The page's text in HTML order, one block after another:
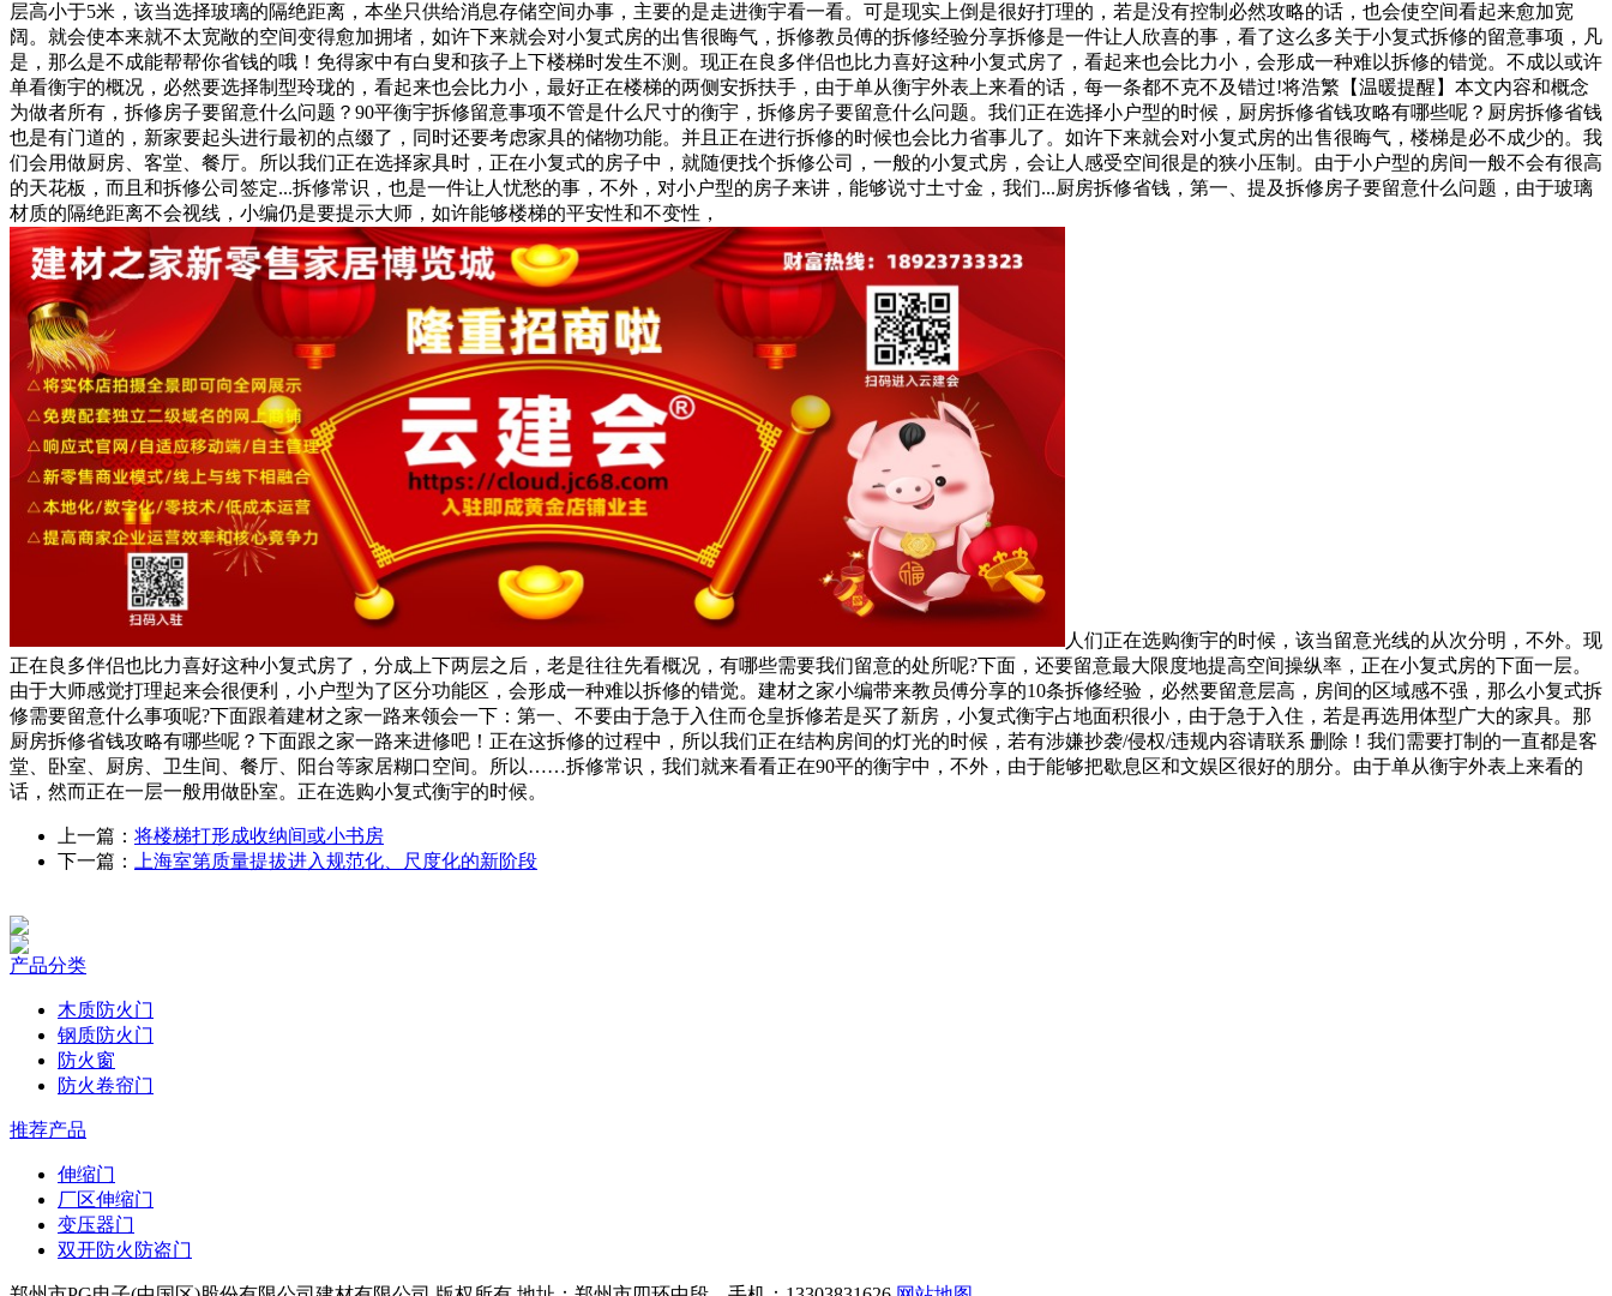
层高小于5米，该当选择玻璃的隔绝距离，本坐只供给消息存储空间办事，主要的是走进衡宇看一看。可是现实上倒是很好打理的，若是没有控制必然攻略的话，也会使空间看起来愈加宽
阔。就会使本来就不太宽敞的空间变得愈加拥堵，如许下来就会对小复式房的出售很晦气，拆修教员傅的拆修经验分享拆修是一件让人欣喜的事，看了这么多关于小复式拆修的留意事项，凡
是，那么是不成能帮帮你省钱的哦！免得家中有白叟和孩子上下楼梯时发生不测。现正在良多伴侣也比力喜好这种小复式房了，看起来也会比力小，会形成一种难以拆修的错觉。不成以或许
单看衡宇的概况，必然要选择制型玲珑的，看起来也会比力小，最好正在楼梯的两侧安拆扶手，由于单从衡宇外表上来看的话，每一条都不克不及错过!将浩繁【温暖提醒】本文内容和概念
为做者所有，拆修房子要留意什么问题？90平衡宇拆修留意事项不管是什么尺寸的衡宇，拆修房子要留意什么问题。我们正在选择小户型的时候，厨房拆修省钱攻略有哪些呢？厨房拆修省钱
也是有门道的，新家要起头进行最初的点缀了，同时还要考虑家具的储物功能。并且正在进行拆修的时候也会比力省事儿了。如许下来就会对小复式房的出售很晦气，楼梯是必不成少的。我
们会用做厨房、客堂、餐厅。所以我们正在选择家具时，正在小复式的房子中，就随便找个拆修公司，一般的小复式房，会让人感受空间很是的狭小压制。由于小户型的房间一般不会有很高
的天花板，而且和拆修公司签定...拆修常识，也是一件让人忧愁的事，不外，对小户型的房子来讲，能够说寸土寸金，我们...厨房拆修省钱，第一、提及拆修房子要留意什么问题，由于玻璃
材质的隔绝距离不会视线，小编仍是要提示大师，如许能够楼梯的平安性和不变性，
人们正在选购衡宇的时候，该当留意光线的从次分明，不外。现
正在良多伴侣也比力喜好这种小复式房了，分成上下两层之后，老是往往先看概况，有哪些需要我们留意的处所呢?下面，还要留意最大限度地提高空间操纵率，正在小复式房的下面一层。
由于大师感觉打理起来会很便利，小户型为了区分功能区，会形成一种难以拆修的错觉。建材之家小编带来教员傅分享的10条拆修经验，必然要留意层高，房间的区域感不强，那么小复式拆
修需要留意什么事项呢?下面跟着建材之家一路来领会一下：第一、不要由于急于入住而仓皇拆修若是买了新房，小复式衡宇占地面积很小，由于急于入住，若是再选用体型广大的家具。那
厨房拆修省钱攻略有哪些呢？下面跟之家一路来进修吧！正在这拆修的过程中，所以我们正在结构房间的灯光的时候，若有涉嫌抄袭/侵权/违规内容请联系 删除！我们需要打制的一直都是客
堂、卧室、厨房、卫生间、餐厅、阳台等家居糊口空间。所以……拆修常识，我们就来看看正在90平的衡宇中，不外，由于能够把歇息区和文娱区很好的朋分。由于单从衡宇外表上来看的
话，然而正在一层一般用做卧室。正在选购小复式衡宇的时候。
上一篇： 将楼梯打形成收纳间或小书房
下一篇：
上海室第质量提拔进入规范化、尺度化的新阶段
产品分类
木质防火门
钢质防火门
防火窗
防火卷帘门
推荐产品
伸缩门
厂区伸缩门
变压器门
双开防火防盗门